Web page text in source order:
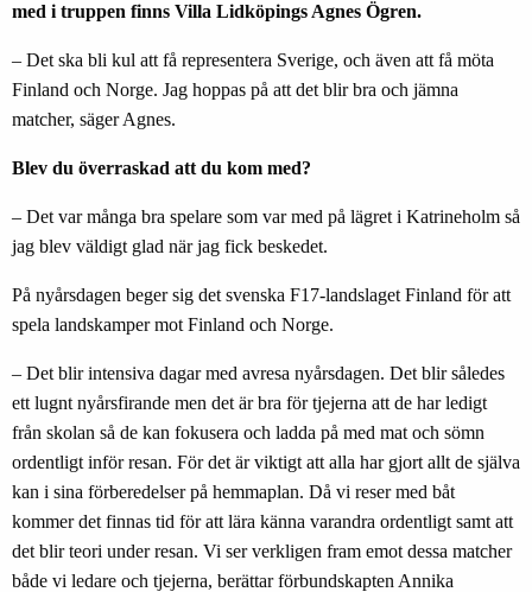
med i truppen finns Villa Lidköpings Agnes Ögren.
– Det ska bli kul att få representera Sverige, och även att få möta
Finland och Norge. Jag hoppas på att det blir bra och jämna
matcher, säger Agnes.
Blev du överraskad att du kom med?
– Det var många bra spelare som var med på lägret i Katrineholm så
jag blev väldigt glad när jag fick beskedet.
På nyårsdagen beger sig det svenska F17-landslaget Finland för att
spela landskamper mot Finland och Norge.
– Det blir intensiva dagar med avresa nyårsdagen. Det blir således
ett lugnt nyårsfirande men det är bra för tjejerna att de har ledigt
från skolan så de kan fokusera och ladda på med mat och sömn
ordentligt inför resan. För det är viktigt att alla har gjort allt de själva
kan i sina förberedelser på hemmaplan. Då vi reser med båt
kommer det finnas tid för att lära känna varandra ordentligt samt att
det blir teori under resan. Vi ser verkligen fram emot dessa matcher
både vi ledare och tjejerna, berättar förbundskapten Annika